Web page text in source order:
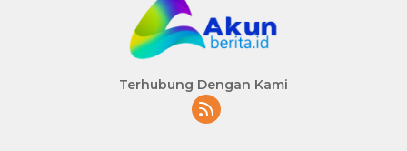
Terhubung Dengan Kami